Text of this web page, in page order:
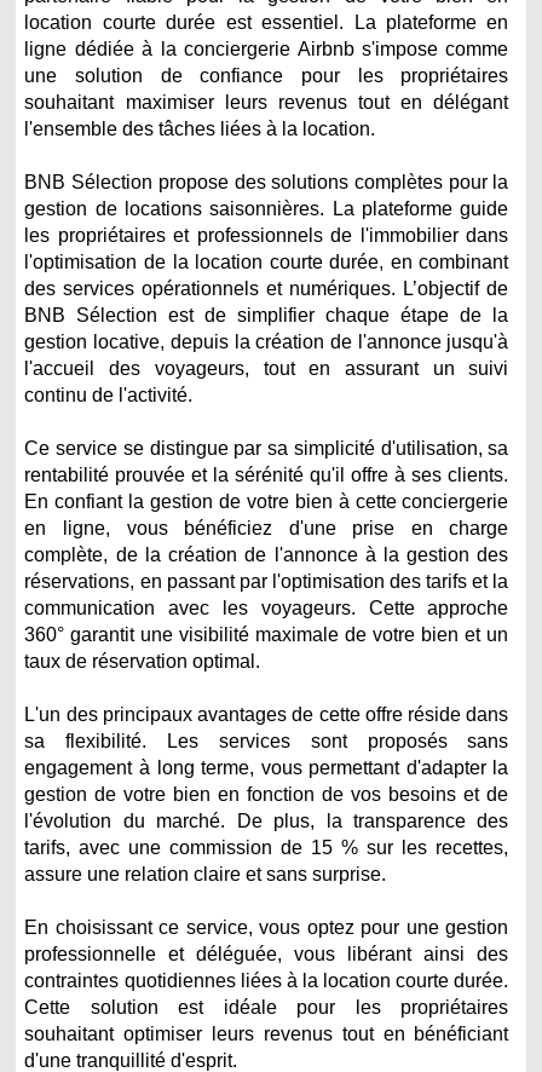
location courte durée est essentiel. La plateforme en
ligne dédiée à la conciergerie Airbnb s'impose comme
une solution de confiance pour les propriétaires
souhaitant maximiser leurs revenus tout en délégant
l'ensemble des tâches liées à la location.​
BNB Sélection propose des solutions complètes pour la
gestion de locations saisonnières. La plateforme guide
les propriétaires et professionnels de l'immobilier dans
l'optimisation de la location courte durée, en combinant
des services opérationnels et numériques. L’objectif de
BNB Sélection est de simplifier chaque étape de la
gestion locative, depuis la création de l'annonce jusqu'à
l'accueil des voyageurs, tout en assurant un suivi
continu de l'activité.
Ce service se distingue par sa simplicité d'utilisation, sa
rentabilité prouvée et la sérénité qu'il offre à ses clients.
En confiant la gestion de votre bien à cette conciergerie
en ligne, vous bénéficiez d'une prise en charge
complète, de la création de l'annonce à la gestion des
réservations, en passant par l'optimisation des tarifs et la
communication avec les voyageurs. Cette approche
360° garantit une visibilité maximale de votre bien et un
taux de réservation optimal.​
L'un des principaux avantages de cette offre réside dans
sa flexibilité. Les services sont proposés sans
engagement à long terme, vous permettant d'adapter la
gestion de votre bien en fonction de vos besoins et de
l'évolution du marché. De plus, la transparence des
tarifs, avec une commission de 15 % sur les recettes,
assure une relation claire et sans surprise.​
En choisissant ce service, vous optez pour une gestion
professionnelle et déléguée, vous libérant ainsi des
contraintes quotidiennes liées à la location courte durée.
Cette solution est idéale pour les propriétaires
souhaitant optimiser leurs revenus tout en bénéficiant
d'une tranquillité d'esprit.​